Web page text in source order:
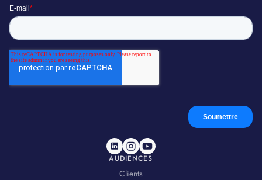
AUDIENCES
Clients